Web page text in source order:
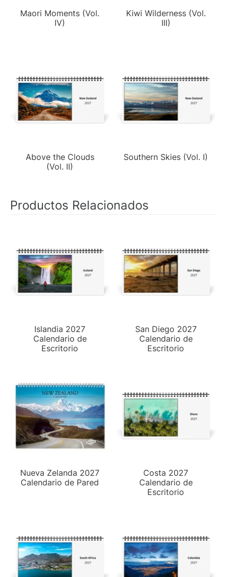
Maori Moments (Vol.
IV)
Kiwi Wilderness (Vol.
III)
Above the Clouds
(Vol. II)
Southern Skies (Vol. I)
Productos Relacionados
Islandia 2027
Calendario de
Escritorio
San Diego 2027
Calendario de
Escritorio
Nueva Zelanda 2027
Calendario de Pared
Costa 2027
Calendario de
Escritorio